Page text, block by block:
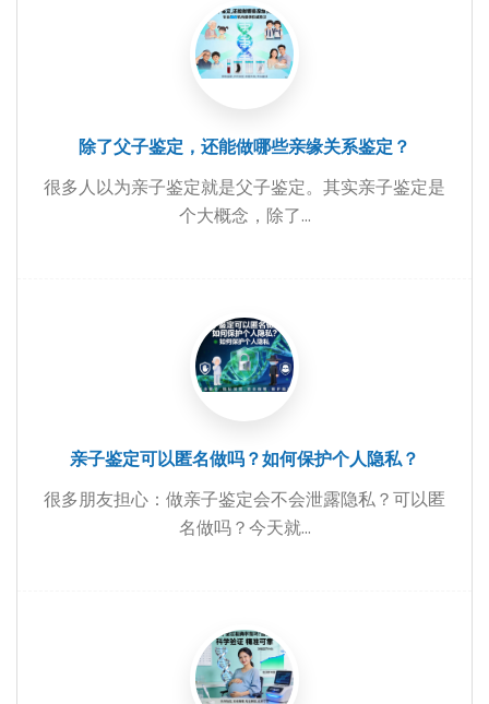
除了父子鉴定，还能做哪些亲缘关系鉴定？
很多人以为亲子鉴定就是父子鉴定。其实亲子鉴定是
个大概念，除了...
亲子鉴定可以匿名做吗？如何保护个人隐私？
很多朋友担心：做亲子鉴定会不会泄露隐私？可以匿
名做吗？今天就...